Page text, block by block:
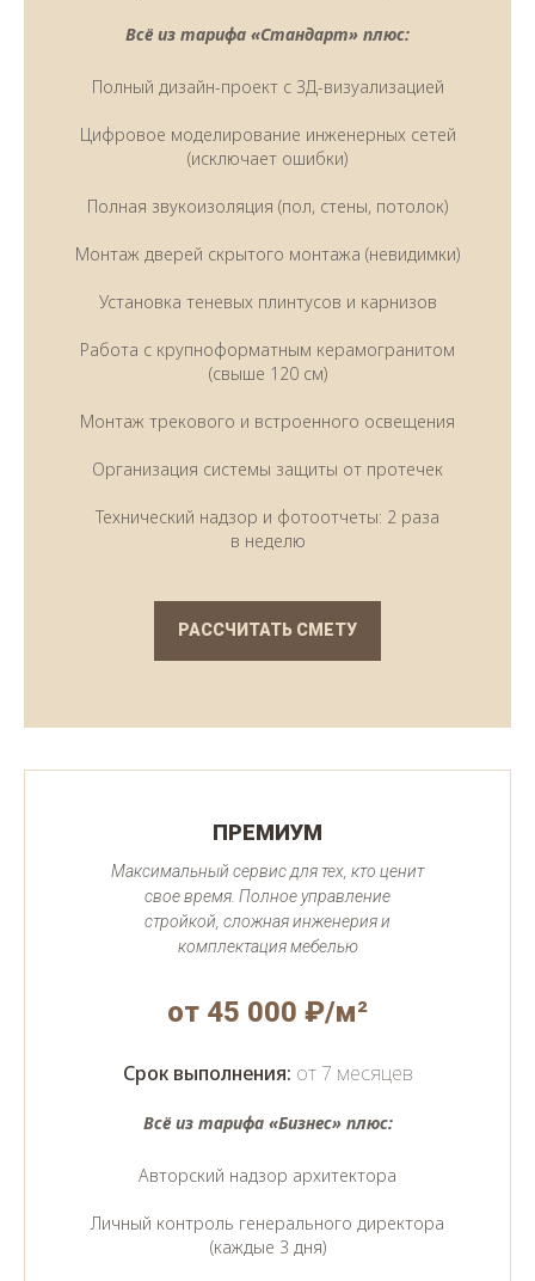
Всё из тарифа «Стандарт» плюс:
Полный дизайн-проект с 3Д-визуализацией
Цифровое моделирование инженерных сетей
(исключает ошибки)
Полная звукоизоляция (пол, стены, потолок)
Монтаж дверей скрытого монтажа (невидимки)
Установка теневых плинтусов и карнизов
Работа с крупноформатным керамогранитом
(свыше 120 см)
Монтаж трекового и встроенного освещения
Организация системы защиты от протечек
Технический надзор и фотоотчеты: 2 раза
в неделю
РАССЧИТАТЬ СМЕТУ
ПРЕМИУМ
Максимальный сервис для тех, кто ценит
свое время. Полное управление
стройкой, сложная инженерия и
комплектация мебелью
от 45 000 ₽/м²
Срок выполнения: от 7 месяцев
Всё из тарифа «Бизнес» плюс:
Авторский надзор архитектора
Личный контроль генерального директора
(каждые 3 дня)